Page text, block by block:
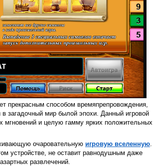
прекрасным способом времяпрепровождения,
загадочный мир былой эпохи. Данный игровой
мгновений и целую гамму ярких положительных
очаровательную игровую вселенную.
устройстве, не оставит равнодушным даже
развлечений.